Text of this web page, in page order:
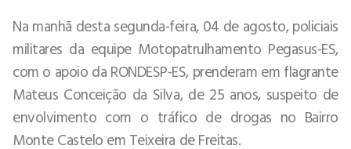
Na manhã desta segunda-feira, 04 de agosto, policiais
militares da equipe Motopatrulhamento Pegasus-ES,
com o apoio da RONDESP-ES, prenderam em flagrante
Mateus Conceição da Silva, de 25 anos, suspeito de
envolvimento com o tráfico de drogas no Bairro
Monte Castelo em Teixeira de Freitas.